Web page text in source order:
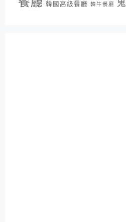
韓國高級餐廳 韓牛餐廳